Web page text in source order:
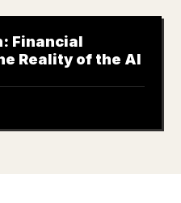
Financial
Reality of the AI